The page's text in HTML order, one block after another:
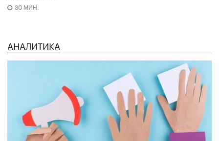
30 МИН.
АНАЛИТИКА